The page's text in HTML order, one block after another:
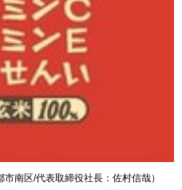
南区/代表取締役社長：佐村信哉）